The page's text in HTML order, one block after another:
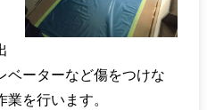
ベーターなど傷をつけな
を行います。